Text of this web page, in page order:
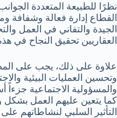
نظرًا للطبيعة المتعددة
القطاع إدارة فعالة وشفافة
الجيدة والتفاني في العمل
العقاريين تحقيق النجاح في
علاوة على ذلك، يجب على
وتحسين العمليات البيئية
والمسؤولية الاجتماعية
كما يتعين عليهم العمل بشكل
التأثير السلبي لنشاطاتهم